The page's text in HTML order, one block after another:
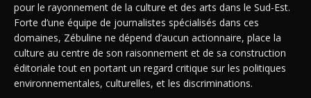
pour le rayonnement de la culture et des arts dans le Sud-Est.
Forte d’une équipe de journalistes spécialisés dans ces
domaines, Zébuline ne dépend d’aucun actionnaire, place la
culture au centre de son raisonnement et de sa construction
éditoriale tout en portant un regard critique sur les politiques
environnementales, culturelles, et les discriminations.